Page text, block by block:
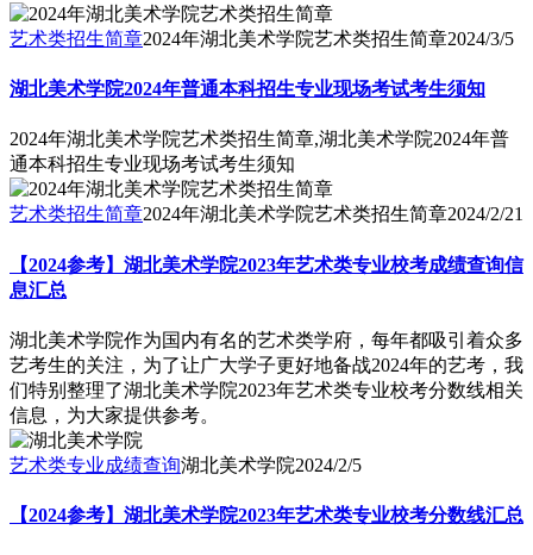
艺术类招生简章2024年湖北美术学院艺术类招生简章2024/3/5
湖北美术学院2024年普通本科招生专业现场考试考生须知
2024年湖北美术学院艺术类招生简章,湖北美术学院2024年普
通本科招生专业现场考试考生须知
艺术类招生简章2024年湖北美术学院艺术类招生简章2024/2/21
【2024参考】湖北美术学院2023年艺术类专业校考成绩查询信
息汇总
湖北美术学院作为国内有名的艺术类学府，每年都吸引着众多
艺考生的关注，为了让广大学子更好地备战2024年的艺考，我
们特别整理了湖北美术学院2023年艺术类专业校考分数线相关
信息，为大家提供参考。
艺术类专业成绩查询湖北美术学院2024/2/5
【2024参考】湖北美术学院2023年艺术类专业校考分数线汇总